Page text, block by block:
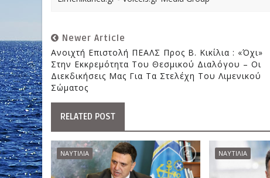
Newer Article
Ανοιχτή Επιστολή ΠΕΑΛΣ Προς Β. Κικίλια : «Όχι»
Στην Εκκρεμότητα Του Θεσμικού Διαλόγου – Οι
Διεκδικήσεις Μας Για Τα Στελέχη Του Λιμενικού
Σώματος
RELATED POST
ΝΑΥΤΙΛΙΑ ΝΑΥΤΙΛΙΑ